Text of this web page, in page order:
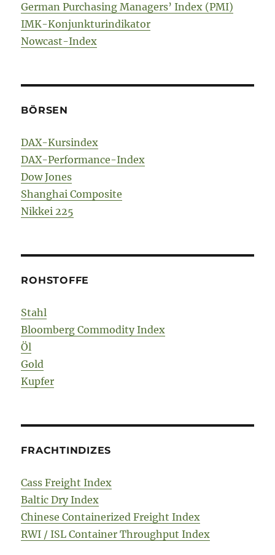
German Purchasing Managers’ Index (PMI)
IMK-Konjunkturindikator
Nowcast-Index
BÖRSEN
DAX-Kursindex
DAX-Performance-Index
Dow Jones
Shanghai Composite
Nikkei 225
ROHSTOFFE
Stahl
Bloomberg Commodity Index
Öl
Gold
Kupfer
FRACHTINDIZES
Cass Freight Index
Baltic Dry Index
Chinese Containerized Freight Index
RWI / ISL Container Throughput Index